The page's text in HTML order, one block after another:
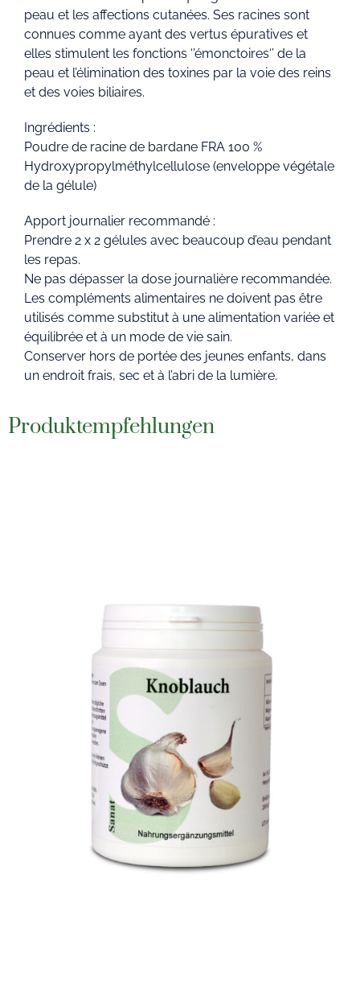
peau et les affections cutanées. Ses racines sont
connues comme ayant des vertus épuratives et
elles stimulent les fonctions ‘’émonctoires‘’ de la
peau et l’élimination des toxines par la voie des reins
et des voies biliaires.
Ingrédients :
Poudre de racine de bardane FRA 100 %
Hydroxypropylméthylcellulose (enveloppe végétale
de la gélule)
Apport journalier recommandé :
Prendre 2 x 2 gélules avec beaucoup d’eau pendant
les repas.
Ne pas dépasser la dose journalière recommandée.
Les compléments alimentaires ne doivent pas être
utilisés comme substitut à une alimentation variée et
équilibrée et à un mode de vie sain.
Conserver hors de portée des jeunes enfants, dans
un endroit frais, sec et à l’abri de la lumière.
Produktempfehlungen